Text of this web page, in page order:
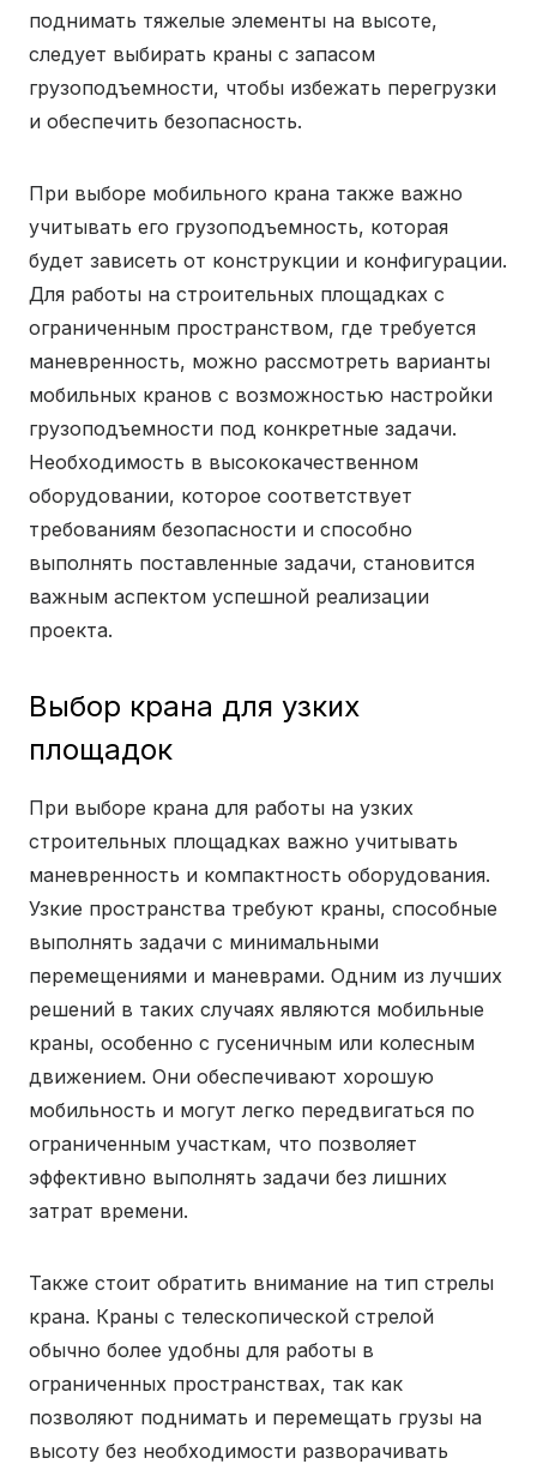
поднимать тяжелые элементы на высоте,
следует выбирать краны с запасом
грузоподъемности, чтобы избежать перегрузки
и обеспечить безопасность.
При выборе мобильного крана также важно
учитывать его грузоподъемность, которая
будет зависеть от конструкции и конфигурации.
Для работы на строительных площадках с
ограниченным пространством, где требуется
маневренность, можно рассмотреть варианты
мобильных кранов с возможностью настройки
грузоподъемности под конкретные задачи.
Необходимость в высококачественном
оборудовании, которое соответствует
требованиям безопасности и способно
выполнять поставленные задачи, становится
важным аспектом успешной реализации
проекта.
Выбор крана для узких
площадок
При выборе крана для работы на узких
строительных площадках важно учитывать
маневренность и компактность оборудования.
Узкие пространства требуют краны, способные
выполнять задачи с минимальными
перемещениями и маневрами. Одним из лучших
решений в таких случаях являются мобильные
краны, особенно с гусеничным или колесным
движением. Они обеспечивают хорошую
мобильность и могут легко передвигаться по
ограниченным участкам, что позволяет
эффективно выполнять задачи без лишних
затрат времени.
Также стоит обратить внимание на тип стрелы
крана. Краны с телескопической стрелой
обычно более удобны для работы в
ограниченных пространствах, так как
позволяют поднимать и перемещать грузы на
высоту без необходимости разворачивать